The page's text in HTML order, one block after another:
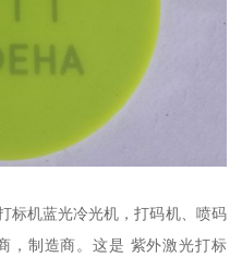
标机蓝光冷光机，打码机、喷码
，制造商。这是 紫外激光打标